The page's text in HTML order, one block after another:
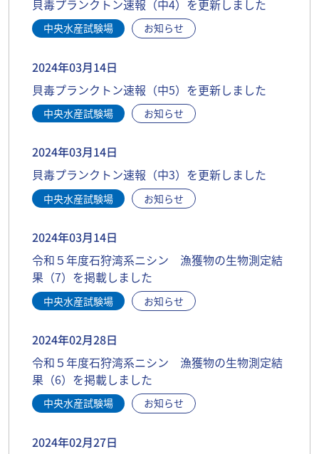
貝毒プランクトン速報（中4）を更新しました
中央水産試験場 お知らせ
2024年03月14日
貝毒プランクトン速報（中5）を更新しました
中央水産試験場 お知らせ
2024年03月14日
貝毒プランクトン速報（中3）を更新しました
中央水産試験場 お知らせ
2024年03月14日
令和５年度石狩湾系ニシン 漁獲物の生物測定結
果（7）を掲載しました
中央水産試験場 お知らせ
2024年02月28日
令和５年度石狩湾系ニシン 漁獲物の生物測定結
果（6）を掲載しました
中央水産試験場 お知らせ
2024年02月27日